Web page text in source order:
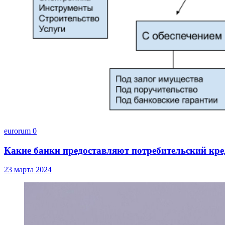
eurorum 0
Какие банки предоставляют потребительский
23 марта 2024